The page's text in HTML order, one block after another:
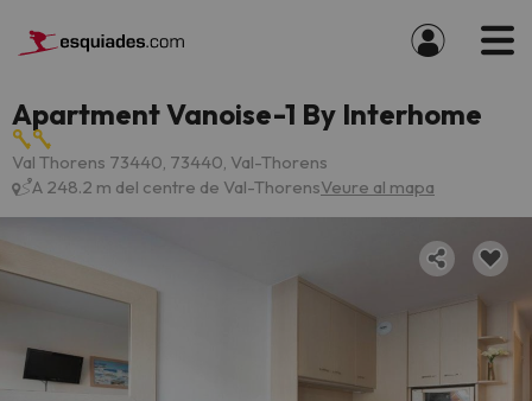
Apartment Vanoise-1 By Interhome
Val Thorens 73440, 73440, Val-Thorens
A 248.2 m del centre de Val-ThorensVeure al mapa